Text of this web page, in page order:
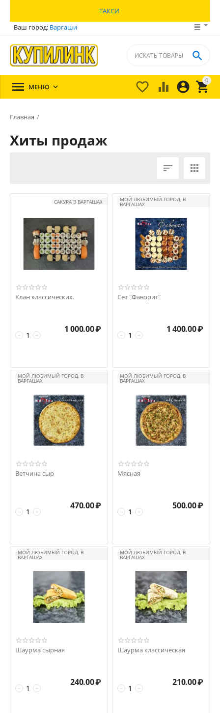
ТАКСИ
Ваш город: Варгаши
0


 

 МЕНЮ 
Главная /
Хиты продаж
 
САКУРА В ВАРГАШАХ
Клан классических.
+
−
1 000.00₽
МОЙ ЛЮБИМЫЙ ГОРОД, В
ВАРГАШАХ
Сет "Фаворит"
+
−
1 400.00₽
МОЙ ЛЮБИМЫЙ ГОРОД, В
ВАРГАШАХ
Ветчина сыр
+
−
470.00₽
МОЙ ЛЮБИМЫЙ ГОРОД, В
ВАРГАШАХ
Мясная
+
−
500.00₽
МОЙ ЛЮБИМЫЙ ГОРОД, В
ВАРГАШАХ
Шаурма сырная
+
−
240.00₽
МОЙ ЛЮБИМЫЙ ГОРОД, В
ВАРГАШАХ
Шаурма классическая
+
−
210.00₽